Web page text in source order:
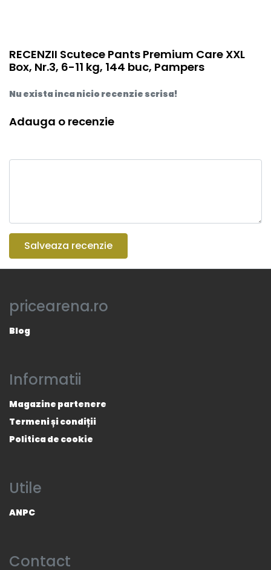
RECENZII Scutece Pants Premium Care XXL
Box, Nr.3, 6-11 kg, 144 buc, Pampers
Nu exista inca nicio recenzie scrisa!
Adauga o recenzie
Salveaza recenzie
pricearena.ro
Blog
Informatii
Magazine partenere
Termeni și condiții
Politica de cookie
Utile
ANPC
Contact